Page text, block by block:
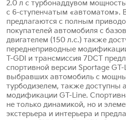
2.0 л с турбонаддувом
с 6-ступенчатым «автоматом».
предлагаются с полным
покупателей автомобиля с
двигателем (150 л.с.) также
переднеприводные
T-GDI и трансмиссия 7DCT
спортивной версии Sportage
выбравших автомобиль с
турбодизелем, также доступны
модификации GT-Line.
не только динамикой, но и
экстерьера и интерьера и